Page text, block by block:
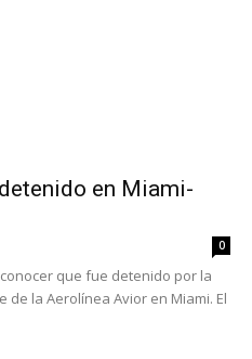
en Miami-
0
que fue detenido por la
de la Aerolínea Avior en Miami. El